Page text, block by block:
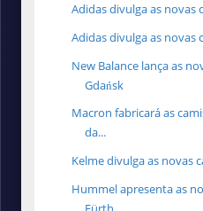
Adidas divulga as novas
Adidas divulga as novas
New Balance lança as
Gdańsk
Macron fabricará as
da...
Kelme divulga as novas
Hummel apresenta as